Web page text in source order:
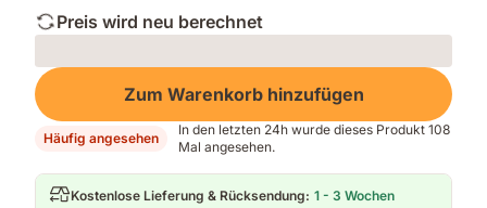
Preis wird neu berechnet
Loading
Zum Warenkorb hinzufügen
Häufig angesehen
In den letzten 24h wurde dieses Produkt 108
Mal angesehen.
Kostenlose Lieferung & Rücksendung: 1 - 3 Wochen